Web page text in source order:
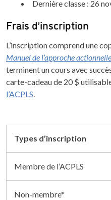
Dernière classe : 26
Frais d’inscription
L’inscription comprend une
Manuel de l’approche actionnelle
terminent un cours avec
carte-cadeau de 20 $
l’ACPLS.
Types d’inscription
Membre de l’ACPLS
Non-membre*